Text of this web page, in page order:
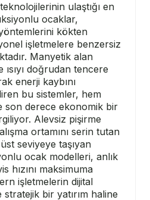
ulaştığı en
ocaklar,
kökten
işletmelere benzersiz
Manyetik alan
doğrudan tencere
enerji kaybını
bu sistemler, hem
son derece ekonomik bir
Alevsiz pişirme
ortamını serin tutan
seviyeye taşıyan
ocak modelleri, anlık
hızını maksimuma
işletmelerin dijital
bir yatırım haline